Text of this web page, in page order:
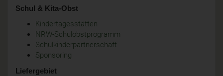
Schul & Kita-Obst
Kindertagesstätten
NRW-Schulobstprogramm
Schulkinderpartnerschaft
Sponsoring
Liefergebiet